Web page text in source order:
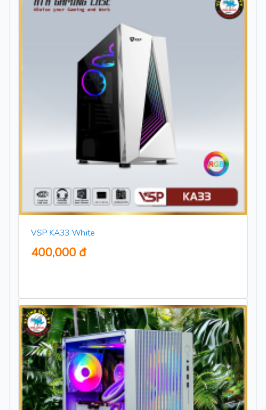
VSP KA33 White
400,000 đ